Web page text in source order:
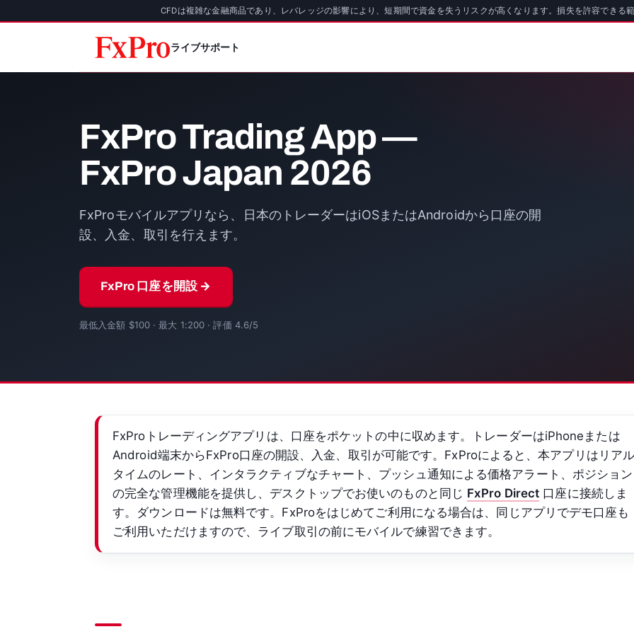
CFDは複雑な金融商品であり、レバレッジの影響により、短期間で資金を失うリスクが高くなります。損失を許容できる
ライブサポート
FxPro Trading App —
FxPro Japan 2026
FxProモバイルアプリなら、日本のトレーダーはiOSまたはAndroidから口座の開
設、入金、取引を行えます。
FxPro 口座を開設 →
最低入金額 $100 · 最大 1:200 · 評価 4.6/5
FxProトレーディングアプリは、口座をポケットの中に収めます。トレーダーはiPhoneまたは
Android端末からFxPro口座の開設、入金、取引が可能です。FxProによると、本アプリはリア
タイムのレート、インタラクティブなチャート、プッシュ通知による価格アラート、ポジション
の完全な管理機能を提供し、デスクトップでお使いのものと同じ FxPro Direct 口座に接続しま
す。ダウンロードは無料です。FxProをはじめてご利用になる場合は、同じアプリでデモ口座も
ご利用いただけますので、ライブ取引の前にモバイルで練習できます。